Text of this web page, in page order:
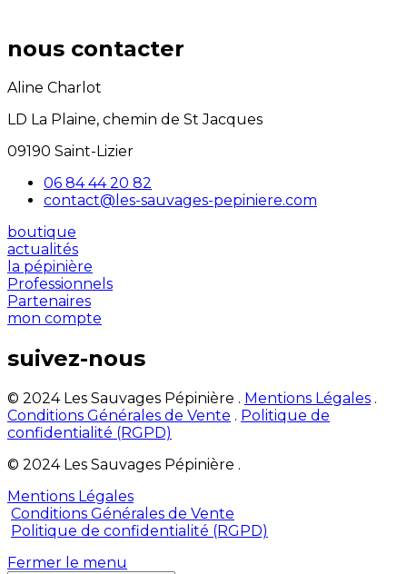
nous contacter
Aline Charlot
LD La Plaine, chemin de St Jacques
09190 Saint-Lizier
06 84 44 20 82
contact@les-sauvages-pepiniere.com
boutique
actualités
la pépinière
Professionnels
Partenaires
mon compte
suivez-nous
© 2024 Les Sauvages Pépinière . Mentions Légales .
Conditions Générales de Vente . Politique de
confidentialité (RGPD)
© 2024 Les Sauvages Pépinière .
Mentions Légales
Conditions Générales de Vente
Politique de confidentialité (RGPD)
Fermer le menu